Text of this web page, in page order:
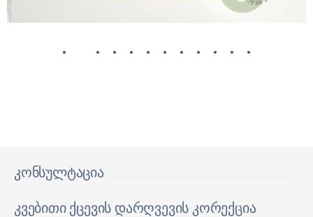
კონსულტაცია
კვებითი ქცევის დარღვევის კორექცია